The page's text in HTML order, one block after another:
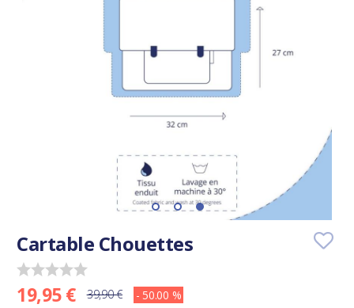
Cartable Chouettes
19,95 € 39,90 € - 50.00 %